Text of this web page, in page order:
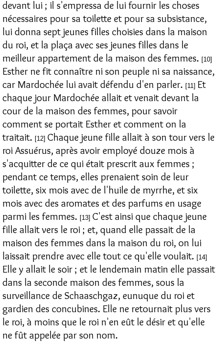
devant lui ; il s'empressa de lui fournir les choses
nécessaires pour sa toilette et pour sa subsistance,
lui donna sept jeunes filles choisies dans la maison
du roi, et la plaça avec ses jeunes filles dans le
meilleur appartement de la maison des femmes. [10]
Esther ne fit connaître ni son peuple ni sa naissance,
car Mardochée lui avait défendu d'en parler. [11] Et
chaque jour Mardochée allait et venait devant la
cour de la maison des femmes, pour savoir
comment se portait Esther et comment on la
traitait. [12] Chaque jeune fille allait à son tour vers le
roi Assuérus, après avoir employé douze mois à
s'acquitter de ce qui était prescrit aux femmes ;
pendant ce temps, elles prenaient soin de leur
toilette, six mois avec de l'huile de myrrhe, et six
mois avec des aromates et des parfums en usage
parmi les femmes. [13] C'est ainsi que chaque jeune
fille allait vers le roi ; et, quand elle passait de la
maison des femmes dans la maison du roi, on lui
laissait prendre avec elle tout ce qu'elle voulait. [14]
Elle y allait le soir ; et le lendemain matin elle passait
dans la seconde maison des femmes, sous la
surveillance de Schaaschgaz, eunuque du roi et
gardien des concubines. Elle ne retournait plus vers
le roi, à moins que le roi n'en eût le désir et qu'elle
ne fût appelée par son nom.